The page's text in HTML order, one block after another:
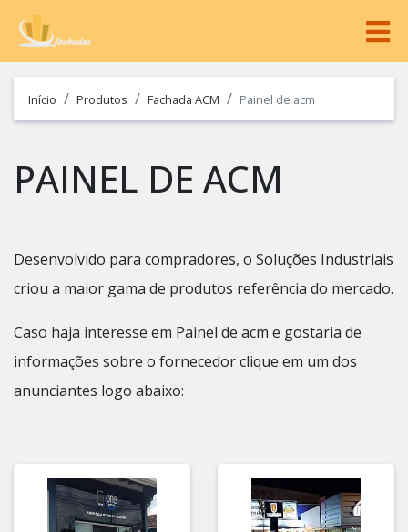
Início Produtos Fachada ACM Painel de acm
PAINEL DE ACM
Desenvolvido para compradores, o Soluções Industriais
criou a maior gama de produtos referência do mercado.
Caso haja interesse em Painel de acm e gostaria de
informações sobre o fornecedor clique em um dos
anunciantes logo abaixo: